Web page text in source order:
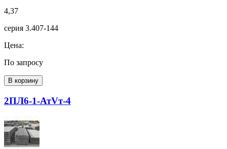
4,37
серия 3.407-144
Цена:
По запросу
В корзину
2ПЛ6-1-АтVт-4